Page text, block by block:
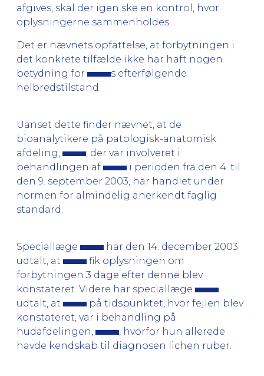
afgives, skal der igen ske en kontrol, hvor
oplysningerne sammenholdes.
Det er nævnets opfattelse, at forbytningen i
det konkrete tilfælde ikke har haft nogen
betydning for
s efterfølgende
helbredstilstand.
Uanset dette finder nævnet, at de
bioanalytikere på patologisk-anatomisk
afdeling,
, der var involveret i
behandlingen af
i perioden fra den 4. til
den 9. september 2003, har handlet under
normen for almindelig anerkendt faglig
standard.
Speciallæge
har den 14. december 2003
udtalt, at
fik oplysningen om
forbytningen 3 dage efter denne blev
konstateret. Videre har speciallæge
udtalt, at
på tidspunktet, hvor fejlen blev
konstateret, var i behandling på
hudafdelingen,
, hvorfor hun allerede
havde kendskab til diagnosen lichen ruber.